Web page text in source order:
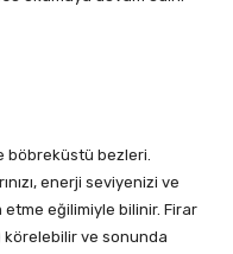
böbreküstü bezleri.
enerji seviyenizi ve
eğilimiyle bilinir. Firar
körelebilir ve sonunda